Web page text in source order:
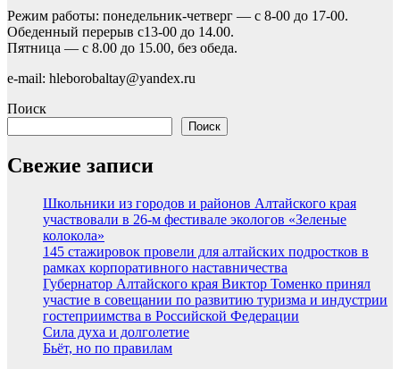
Режим работы: понедельник-четверг — с 8-00 до 17-00.
Обеденный перерыв с13-00 до 14.00.
Пятница — с 8.00 до 15.00, без обеда.
e-mail: hleborobaltay@yandex.ru
Поиск
Поиск
Свежие записи
Школьники из городов и районов Алтайского края
участвовали в 26-м фестивале экологов «Зеленые
колокола»
145 стажировок провели для алтайских подростков в
рамках корпоративного наставничества
Губернатор Алтайского края Виктор Томенко принял
участие в совещании по развитию туризма и индустрии
гостеприимства в Российской Федерации
Сила духа и долголетие
Бьёт, но по правилам